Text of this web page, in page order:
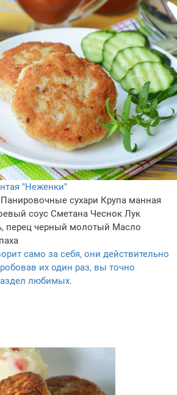
"Неженки"
Панировочные сухари Крупа манная
соус Сметана Чеснок Лук
перец черный молотый Масло
само за себя, они действительно
их один раз, вы точно
любимых.